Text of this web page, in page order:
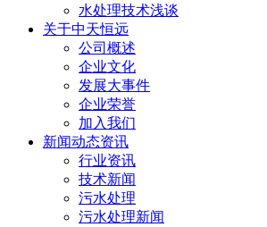
水处理技术浅谈
关于中天恒远
公司概述
企业文化
发展大事件
企业荣誉
加入我们
新闻动态资讯
行业资讯
技术新闻
污水处理
污水处理新闻